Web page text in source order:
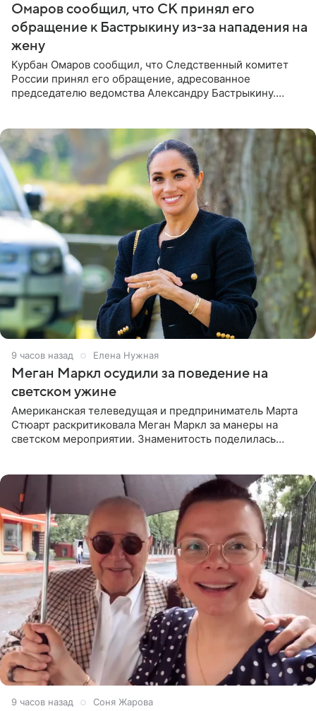
Омаров сообщил, что СК принял его
обращение к Бастрыкину из-за нападения на
жену
Курбан Омаров сообщил, что Следственный комитет
России принял его обращение, адресованное
председателю ведомства Александру Бастрыкину.
9 часов назад Елена Нужная
Меган Маркл осудили за поведение на
светском ужине
Американская телеведущая и предприниматель Марта
Стюарт раскритиковала Меган Маркл за манеры на
светском мероприятии. Знаменитость поделилась
9 часов назад Соня Жарова